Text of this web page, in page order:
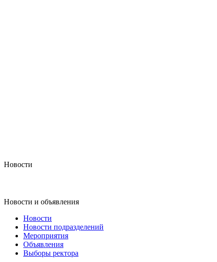
Новости
Новости и объявления
Новости
Новости подразделений
Мероприятия
Объявления
Выборы ректора